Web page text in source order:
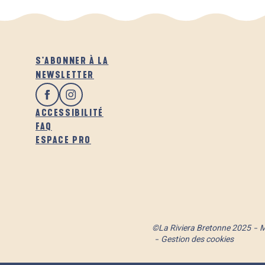
S'ABONNER À LA
NEWSLETTER
ACCESSIBILITÉ
FAQ
ESPACE PRO
©La Riviera Bretonne 2025
Gestion des cookies